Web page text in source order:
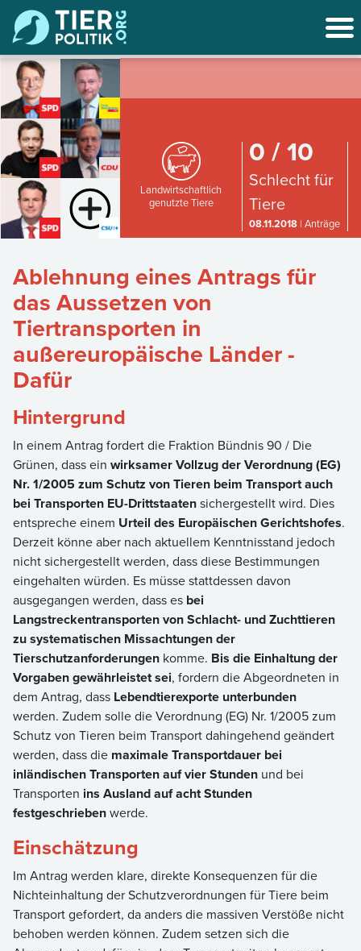
Landwirtschaftlich
genutzte Tiere
0 / 10
Schlecht für
Tiere
08.11.2018| Anträge
Ablehnung eines Antrags für
das Aussetzen von
Tiertransporten in
außereuropäische Länder -
Dafür
Hintergrund
In einem Antrag fordert die Fraktion Bündnis 90 / Die
Grünen, dass ein wirksamer Vollzug der Verordnung (EG)
Nr. 1/2005 zum Schutz von Tieren beim Transport auch
bei Transporten EU-Drittstaatensichergestellt wird. Dies
entspreche einem Urteil des Europäischen Gerichtshofes.
Derzeit könne aber nach aktuellem Kenntnisstand jedoch
nicht sichergestellt werden, dass diese Bestimmungen
eingehalten würden. Es müsse stattdessen davon
ausgegangen werden, dass es bei
Langstreckentransporten von Schlacht- und Zuchttieren
zu systematischen Missachtungen der
Tierschutzanforderungen komme. Bis die Einhaltung der
Vorgaben gewährleistet sei, fordern die Abgeordneten in
dem Antrag, dass Lebendtierexporte unterbunden
werden. Zudem solle die Verordnung (EG) Nr. 1/2005 zum
Schutz von Tieren beim Transport dahingehend geändert
werden, dass die maximale Transportdauer bei
inländischen Transporten auf vier Stunden und bei
Transporten ins Ausland auf acht Stunden
festgeschriebenwerde.
Einschätzung
Im Antrag werden klare, direkte Konsequenzen für die
Nichteinhaltung der Schutzverordnungen für Tiere beim
Transport gefordert, da anders die massiven Verstöße nicht
behoben werden können. Zudem setzen sich die